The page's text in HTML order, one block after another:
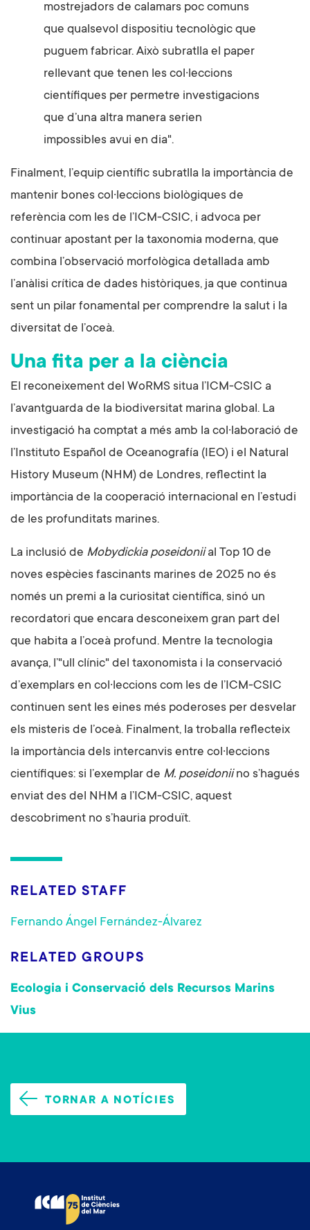
mostrejadors de calamars poc comuns
que qualsevol dispositiu tecnològic que
puguem fabricar. Això subratlla el paper
rellevant que tenen les col·leccions
científiques per permetre investigacions
que d’una altra manera serien
impossibles avui en dia".
Finalment, l’equip científic subratlla la importància de
mantenir bones col·leccions biològiques de
referència com les de l’ICM-CSIC, i advoca per
continuar apostant per la taxonomia moderna, que
combina l’observació morfològica detallada amb
l’anàlisi crítica de dades històriques, ja que continua
sent un pilar fonamental per comprendre la salut i la
diversitat de l’oceà.
Una fita per a la ciència
El reconeixement del WoRMS situa l’ICM-CSIC a
l’avantguarda de la biodiversitat marina global. La
investigació ha comptat a més amb la col·laboració de
l’Instituto Español de Oceanografía (IEO) i el Natural
History Museum (NHM) de Londres, reflectint la
importància de la cooperació internacional en l’estudi
de les profunditats marines.
La inclusió de Mobydickia poseidoniial Top 10 de
noves espècies fascinants marines de 2025 no és
només un premi a la curiositat científica, sinó un
recordatori que encara desconeixem gran part del
que habita a l’oceà profund. Mentre la tecnologia
avança, l’"ull clínic" del taxonomista i la conservació
d’exemplars en col·leccions com les de l’ICM-CSIC
continuen sent les eines més poderoses per desvelar
els misteris de l’oceà. Finalment, la troballa reflecteix
la importància dels intercanvis entre col·leccions
científiques: si l’exemplar de M. poseidoniino s’hagués
enviat des del NHM a l’ICM-CSIC, aquest
descobriment no s’hauria produït.
RELATED STAFF
Fernando Ángel Fernández-Álvarez
RELATED GROUPS
Ecologia i Conservació dels Recursos Marins
Vius
TORNAR A NOTÍCIES